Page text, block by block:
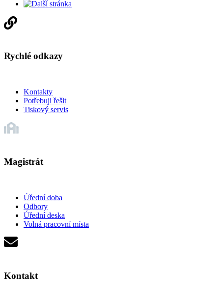
Rychlé odkazy
Kontakty
Potřebuji řešit
Tiskový servis
Magistrát
Úřední doba
Odbory
Úřední deska
Volná pracovní místa
Kontakt